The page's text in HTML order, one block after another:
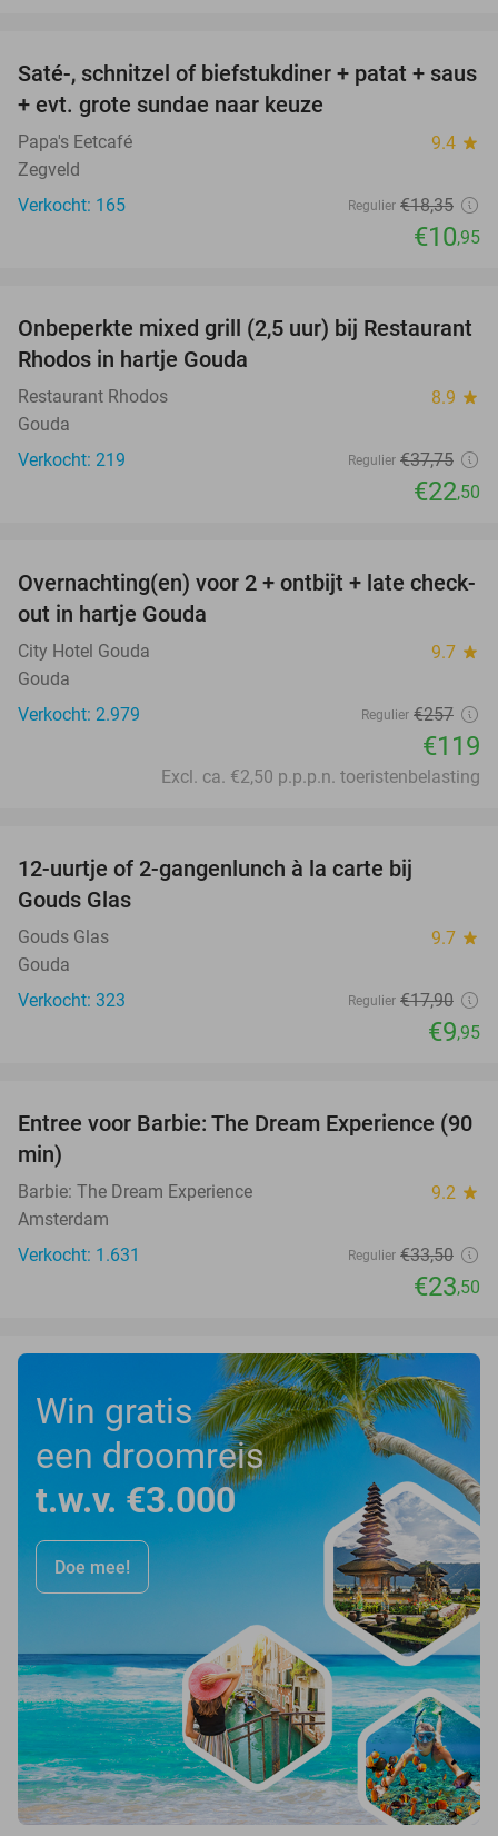
40%
Saté-, schnitzel of biefstukdiner + patat + saus
+ evt. grote sundae naar keuze
Papa's Eetcafé 9.4 star
Zegveld
Verkocht: 165
Regulier €18,35
€10,95
40%
Onbeperkte mixed grill (2,5 uur) bij Restaurant
Rhodos in hartje Gouda
Restaurant Rhodos 8.9 star
Gouda
Verkocht: 219
Regulier €37,75
€22,50
54%
Overnachting(en) voor 2 + ontbijt + late check-
out in hartje Gouda
City Hotel Gouda 9.7 star
Gouda
Verkocht: 2.979
Regulier €257
€119
Excl. ca. €2,50 p.p.p.n. toeristenbelasting
12-uurtje of 2-gangenlunch à la carte bij
Gouds Glas
Gouds Glas 9.7 star
Gouda
Verkocht: 323
Regulier €17,90
€9,95
30%
Entree voor Barbie: The Dream Experience (90
min)
Barbie: The Dream Experience 9.2 star
Amsterdam
Verkocht: 1.631
Regulier €33,50
€23,50
Win gratis
een droomreis
t.w.v. €3.000
Doe mee!